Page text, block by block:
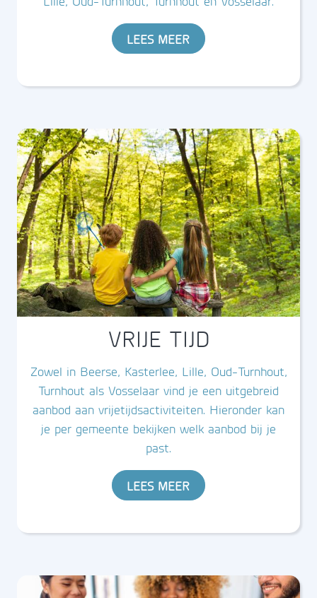
LEES MEER
VRIJE TIJD
Zowel in Beerse, Kasterlee, Lille, Oud-Turnhout,
Turnhout als Vosselaar vind je een uitgebreid
aanbod aan vrijetijdsactiviteiten. Hieronder kan
je per gemeente bekijken welk aanbod bij je
past.
LEES MEER